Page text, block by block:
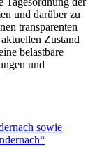
und darüber zu
transparenten
Zustand
belastbare
und
sowie